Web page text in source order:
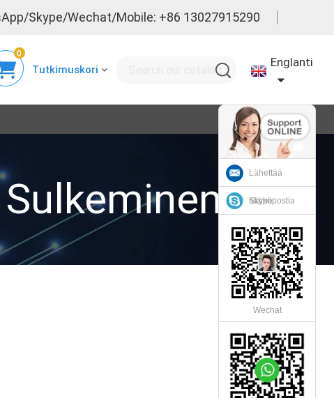
Skype/Wechat/Mobile: +86 13027915290
Tutkimuskori
0
Englanti
Lähettää
sähköpostia
Skype
Wechat